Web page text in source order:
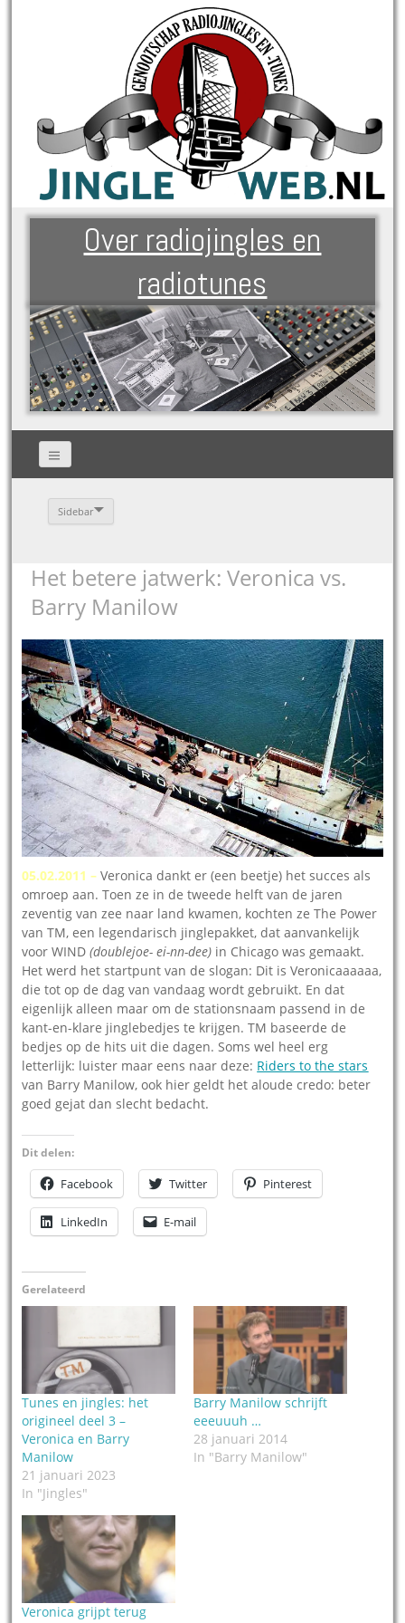
Over radiojingles en
radiotunes
Sidebar
Het betere jatwerk: Veronica vs.
Barry Manilow
05.02.2011 –Veronica dankt er (een beetje) het succes als
omroep aan. Toen ze in de tweede helft van de jaren
zeventig van zee naar land kwamen, kochten ze The Power
van TM, een legendarisch jinglepakket, dat aanvankelijk
voor WIND(doublejoe- ei-nn-dee) in Chicago was gemaakt.
Het werd het startpunt van de slogan: Dit is Veronicaaaaaa,
die tot op de dag van vandaag wordt gebruikt. En dat
eigenlijk alleen maar om de stationsnaam passend in de
kant-en-klare jinglebedjes te krijgen. TM baseerde de
bedjes op de hits uit die dagen. Soms wel heel erg
letterlijk: luister maar eens naar deze: Riders to the stars
van Barry Manilow, ook hier geldt het aloude credo: beter
goed gejat dan slecht bedacht.
Dit delen:
Facebook Twitter Pinterest
LinkedIn E-mail
Gerelateerd
Tunes en jingles: het
origineel deel 3 –
Veronica en Barry
Manilow
21 januari 2023
In "Jingles"
Barry Manilow schrijft
eeeuuuh …
28 januari 2014
In "Barry Manilow"
Veronica grijpt terug